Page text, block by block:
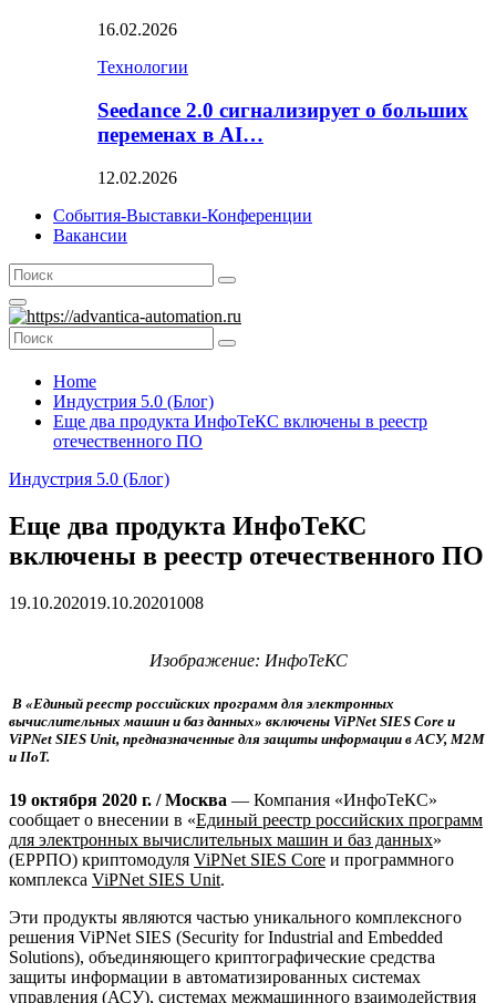
16.02.2026
Технологии
Seedance 2.0 сигнализирует о больших
переменах в AI…
12.02.2026
События-Выставки-Конференции
Вакансии
Search
for:
Search
Primary
Menu
Search
for:
Search
Home
Индустрия 5.0 (Блог)
Еще два продукта ИнфоТеКС включены в реестр
отечественного ПО
Индустрия 5.0 (Блог)
Еще два продукта ИнфоТеКС
включены в реестр отечественного ПО
19.10.202019.10.20201008
Изображение: ИнфоТеКС
В «Единый реестр российских программ для электронных
вычислительных машин и баз данных» включены ViPNet SIES Core и
ViPNet SIES Unit, предназначенные для защиты информации в АСУ, М2М
и IIoT.
19 октября 2020 г. / Москва — Компания «ИнфоТеКС»
сообщает о внесении в «Единый реестр российских программ
для электронных вычислительных машин и баз данных»
(ЕРРПО) криптомодуля ViPNet SIES Core и программного
комплекса ViPNet SIES Unit.
Эти продукты являются частью уникального комплексного
решения ViPNet SIES (Security for Industrial and Embedded
Solutions), объединяющего криптографические средства
защиты информации в автоматизированных системах
управления (АСУ), системах межмашинного взаимодействия